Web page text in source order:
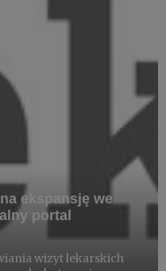
ekspansję we
portal
wizyt lekarskich